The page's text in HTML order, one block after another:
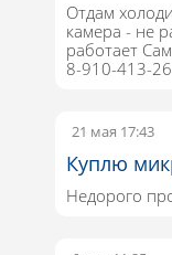
Отдам
камера - не
работает
8-910-413-
21 мая 17:43
Куплю
Недорого